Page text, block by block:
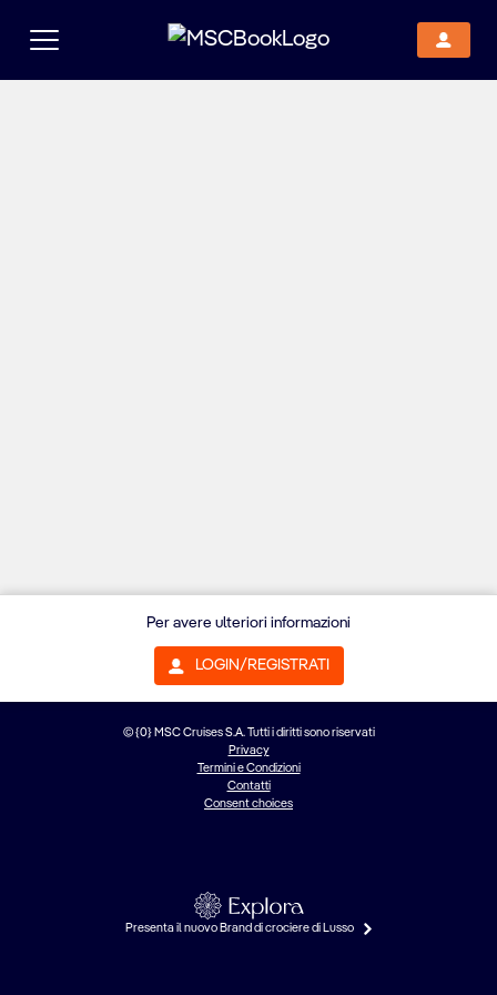
© {0} MSC Cruises S.A. Tutti i diritti sono riservati
Privacy
Termini e Condizioni
Contatti
Consent choices
Presenta il nuovo Brand di crociere di Lusso
Per avere ulteriori informazioni
LOGIN/REGISTRATI